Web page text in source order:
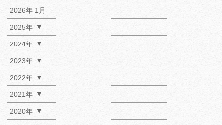
2026年 1月
2025年
2024年
2023年
2022年
2021年
2020年